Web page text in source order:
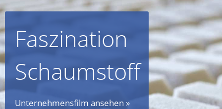
Faszination
Schaumstoff
Unternehmensfilm ansehen »